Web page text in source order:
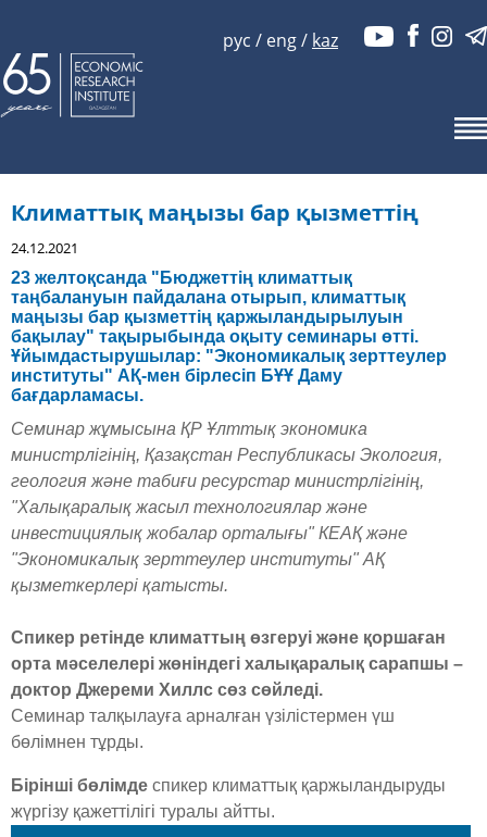
рус / eng/ kaz
Климаттық маңызы бар қызметтің
24.12.2021
23 желтоқсанда "Бюджеттің климаттық
таңбалануын пайдалана отырып, климаттық
маңызы бар қызметтің қаржыландырылуын
бақылау" тақырыбында оқыту семинары өтті.
Ұйымдастырушылар: "Экономикалық зерттеулер
институты" АҚ-мен бірлесіп БҰҰ Даму
бағдарламасы.
Семинар жұмысына ҚР Ұлттық экономика
министрлігінің, Қазақстан Республикасы Экология,
геология және табиғи ресурстар министрлігінің,
"Халықаралық жасыл технологиялар және
инвестициялық жобалар орталығы" КЕАҚ және
"Экономикалық зерттеулер институты" АҚ
қызметкерлері қатысты.
Спикер ретінде климаттың өзгеруі және қоршаған
орта мәселелері жөніндегі халықаралық сарапшы –
доктор Джереми Хиллс сөз сөйледі.
Семинар талқылауға арналған үзілістермен үш
бөлімнен тұрды.
Бірінші бөлімде спикер климаттық қаржыландыруды
жүргізу қажеттілігі туралы айтты.